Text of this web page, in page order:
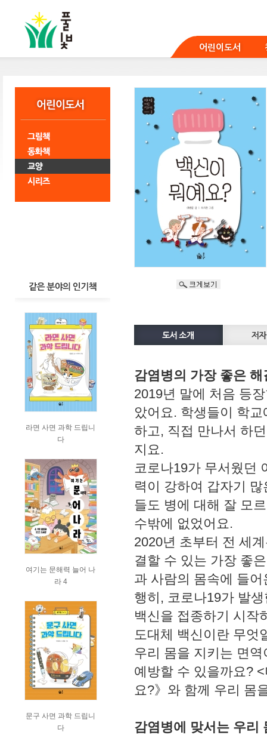
어린이도서
라면 사면 과학 드립니
다
여기는 문해력 늘어 나
라 4
문구 사면 과학 드립니
다
감염병의 가장 좋은
2019년 말에 처음 등
았어요. 학생들이 학
하고, 직접 만나서 하
지요.
코로나19가 무서웠던
력이 강하여 갑자기
들도 병에 대해 잘 모
수밖에 없었어요.
2020년 초부터 전 세
결할 수 있는 가장 좋
과 사람의 몸속에 들
행히, 코로나19가 발
백신을 접종하기 시작
도대체 백신이란 무엇
우리 몸을 지키는 면
예방할 수 있을까요?
요?》와 함께 우리 몸
감염병에 맞서는 우리